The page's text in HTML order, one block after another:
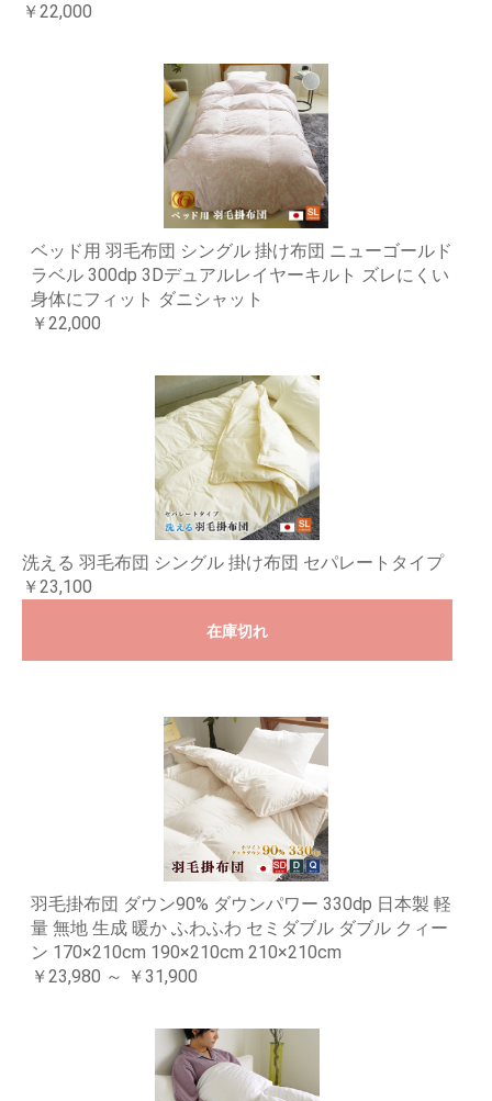
￥22,000
ベッド用 羽毛布団 シングル 掛け布団 ニューゴールド
ラベル 300dp 3Dデュアルレイヤーキルト ズレにくい
身体にフィット ダニシャット
￥22,000
洗える 羽毛布団 シングル 掛け布団 セパレートタイプ
￥23,100
在庫切れ
羽毛掛布団 ダウン90% ダウンパワー 330dp 日本製 軽
量 無地 生成 暖か ふわふわ セミダブル ダブル クィー
ン 170×210cm 190×210cm 210×210cm
￥23,980 ～ ￥31,900